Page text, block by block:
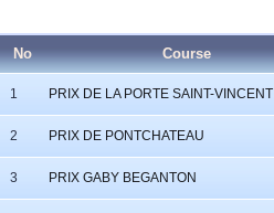
No Course
1 PRIX DE LA PORTE SAINT-VINCENT
2 PRIX DE PONTCHATEAU
3 PRIX GABY BEGANTON